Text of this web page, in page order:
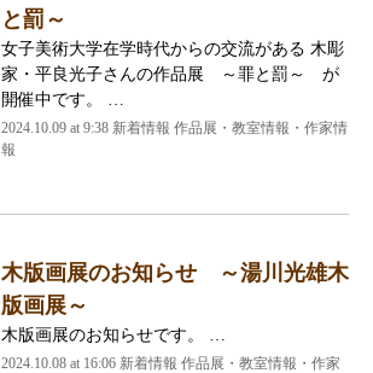
と罰～
女子美術大学在学時代からの交流がある 木彫
家・平良光子さんの作品展 ～罪と罰～ が
開催中です。 …
2024.10.09 at 9:38 新着情報 作品展・教室情報・作家情
報
木版画展のお知らせ ～湯川光雄木
版画展～
木版画展のお知らせです。 …
2024.10.08 at 16:06 新着情報 作品展・教室情報・作家